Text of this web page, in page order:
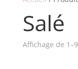
Salé
Affichage de